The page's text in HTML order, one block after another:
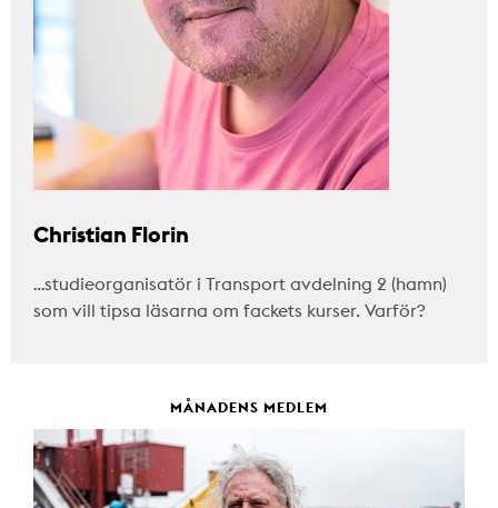
Christian Florin
…studieorganisatör i Transport avdelning 2 (hamn)
som vill tipsa läsarna om fackets kurser. Varför?
MÅNADENS MEDLEM